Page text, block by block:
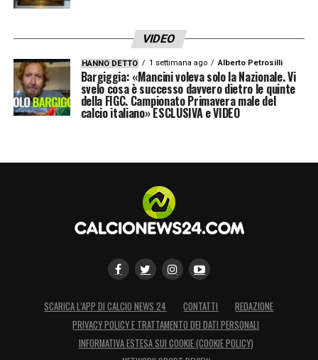
VIDEO
HANNO DETTO 1 settimana ago Alberto Petrosilli
Bargiggia: «Mancini voleva solo la Nazionale. Vi
svelo cosa è successo davvero dietro le quinte
della FIGC. Campionato Primavera male del
calcio italiano» ESCLUSIVA e VIDEO
SCARICA L’APP DI CALCIO NEWS 24 CONTATTI
REDAZIONE
PRIVACY POLICY E TRATTAMENTO DEI DATI PERSONALI
INFORMATIVA ESTESA SUI COOKIE (COOKIE POLICY)